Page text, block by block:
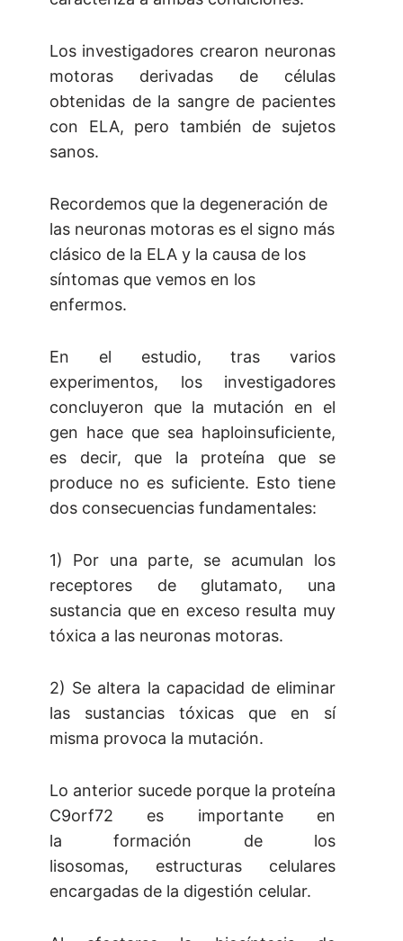
Los investigadores crearon neuronas
motoras derivadas de células
obtenidas de la sangre de pacientes
con ELA, pero también de sujetos
sanos.
Recordemos que la degeneración de
las neuronas motoras es el signo más
clásico de la ELA y la causa de los
síntomas que vemos en los
enfermos.
En el estudio, tras varios
experimentos, los investigadores
concluyeron que la mutación en el
gen hace que sea haploinsuficiente,
es decir, que la proteína que se
produce no es suficiente. Esto tiene
dos consecuencias fundamentales:
1) Por una parte, se acumulan los
receptores de glutamato, una
sustancia que en exceso resulta muy
tóxica a las neuronas motoras.
2) Se altera la capacidad de eliminar
las sustancias tóxicas que en sí
misma provoca la mutación.
Lo anterior sucede porque la proteína
C9orf72 es importante en
la formación de los
lisosomas, estructuras celulares
encargadas de la digestión celular.